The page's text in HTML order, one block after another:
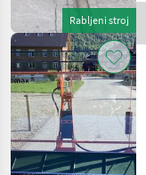
Rabljeni stroj